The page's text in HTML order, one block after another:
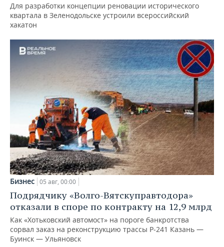
Для разработки концепции реновации исторического
квартала в Зеленодольске устроили всероссийский
хакатон
Бизнес 05 авг, 00:00
Подрядчику «Волго-Вятскуправтодора»
отказали в споре по контракту на 12,9 млрд
Как «Хотьковский автомост» на пороге банкротства
сорвал заказ на реконструкцию трассы Р‑241 Казань —
Буинск — Ульяновск